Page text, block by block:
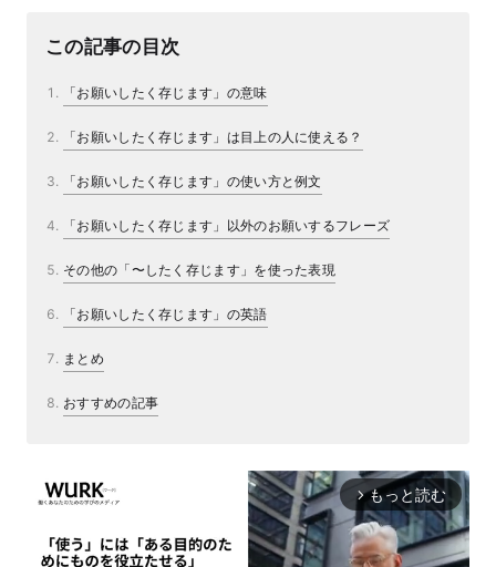
この記事の目次
「お願いしたく存じます」の意味
「お願いしたく存じます」は目上の人に使える？
「お願いしたく存じます」の使い方と例文
「お願いしたく存じます」以外のお願いするフレーズ
その他の「〜したく存じます」を使った表現
「お願いしたく存じます」の英語
まとめ
おすすめの記事
arrow_forward_ios もっと読む